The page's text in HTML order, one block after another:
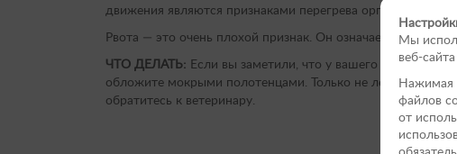
движения являются признаками перегрева организма
Рвота — это очень плохой признак. Он означает, что она
ЧТО ДЕЛАТЬ: Если вы заметили, что у вашего питомца
обложите мокрыми полотенцами. Только не лейте
обратитесь к ветеринару.
Мы
веб-
Нажимая
файлов
от